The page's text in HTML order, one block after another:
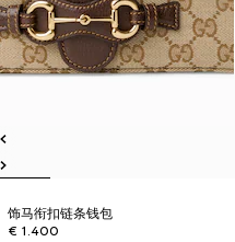
饰马衔扣链条钱包
€ 1.400